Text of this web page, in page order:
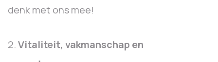
denk met ons mee!
2.Vitaliteit, vakmanschap en